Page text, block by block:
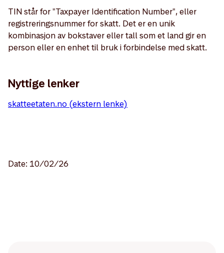
TIN står for "Taxpayer Identification Number", eller
registreringsnummer for skatt. Det er en unik
kombinasjon av bokstaver eller tall som et land gir en
person eller en enhet til bruk i forbindelse med skatt.
Nyttige lenker
skatteetaten.no (ekstern lenke)
Date: 10/02/26